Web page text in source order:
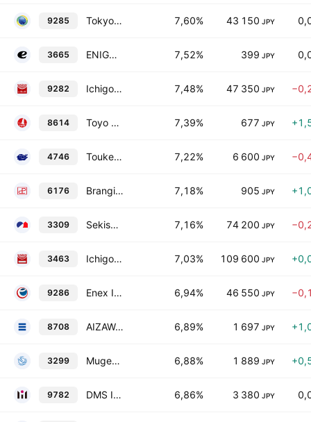
9285 Tokyo Infrastructure Energy Investment Corporation 7,60% 43 150 JPY
3665 ENIGMO, Inc. 7,52% 399 JPY
9282 Ichigo Green Infrastructure Investment Corp. 7,48% 47 350 JPY
8614 Toyo Securities Co., Ltd. 7,39% 677 JPY
4746 Toukei Computer Co., Ltd. 7,22% 6 600 JPY
6176 Brangista, Inc. 7,18% 905 JPY
3309 Sekisui House Reit. Inc. 7,16% 74 200 JPY
3463 Ichigo Hotel REIT Investment Corp. 7,03% 109 600 JPY
9286 Enex Infrastructure Investment Corporation 6,94% 46 550 JPY
8708 AIZAWA SECURITIES GROUP CO. LTD. 6,89% 1 697 JPY
3299 Mugen Estate Co., Ltd. 6,88% 1 889 JPY
9782 DMS INC. 6,86% 3 380 JPY